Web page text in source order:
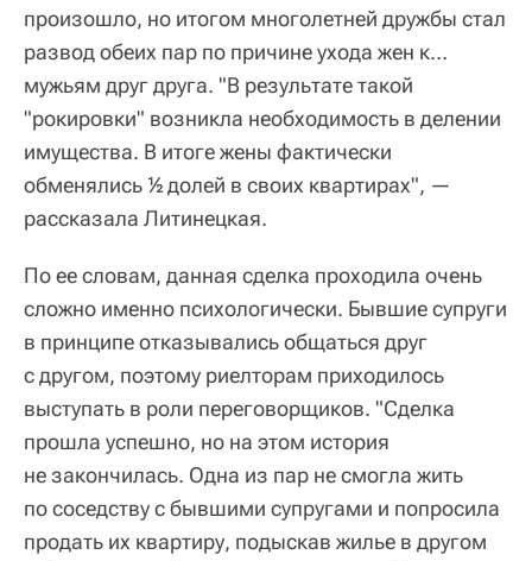
произошло, но итогом многолетней дружбы стал
развод обеих пар по причине ухода жен к…
мужьям друг друга. "В результате такой
"рокировки" возникла необходимость в делении
имущества. В итоге жены фактически
обменялись ½ долей в своих квартирах", —
рассказала Литинецкая.
По ее словам, данная сделка проходила очень
сложно именно психологически. Бывшие супруги
в принципе отказывались общаться друг
с другом, поэтому риелторам приходилось
выступать в роли переговорщиков. "Сделка
прошла успешно, но на этом история
не закончилась. Одна из пар не смогла жить
по соседству с бывшими супругами и попросила
продать их квартиру, подыскав жилье в другом